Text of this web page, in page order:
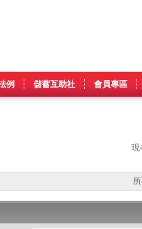
例 儲蓄互助社 會員專區
現